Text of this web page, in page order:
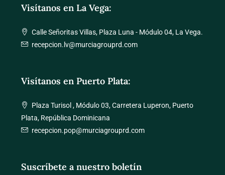
Visítanos en La Vega:
Calle Señoritas Villas, Plaza Luna - Módulo 04, La Vega.
recepcion.lv@murciagrouprd.com
Visítanos en Puerto Plata:
Plaza Turisol , Módulo 03, Carretera Luperon, Puerto
Plata, República Dominicana
recepcion.pop@murciagrouprd.com
Suscríbete a nuestro boletín